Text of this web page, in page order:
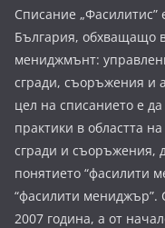
Списание „Фасилитис”
България, обхващащо
мениджмънт:
сгради, съоръжения и
цел на списанието е
практики в областта
сгради и съоръжения,
понятието “фасилити
“фасилити мениджър”.
2007 година, а от